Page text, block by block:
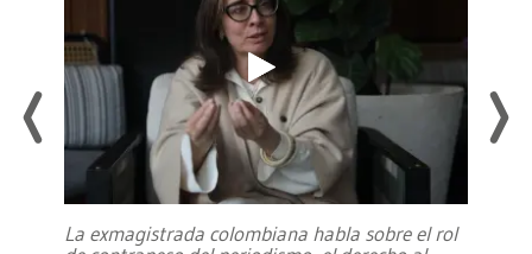
La exmagistrada colombiana habla sobre el rol